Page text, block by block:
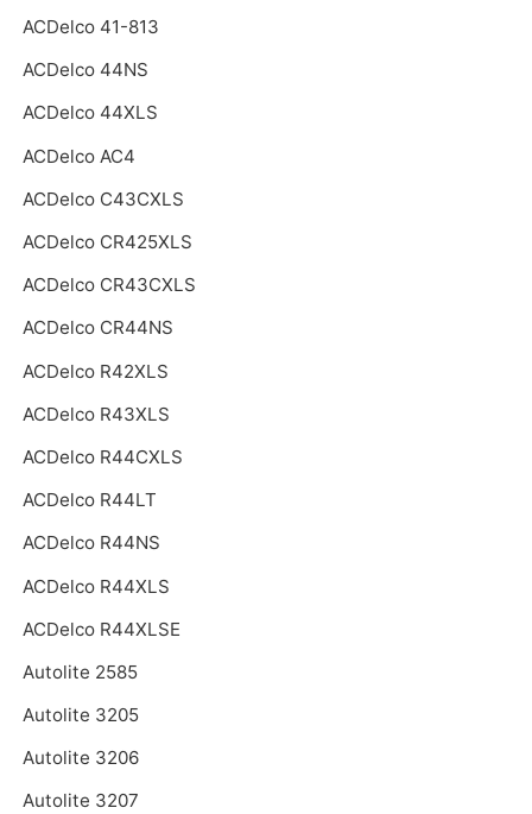
ACDelco 41-813
ACDelco 44NS
ACDelco 44XLS
ACDelco AC4
ACDelco C43CXLS
ACDelco CR425XLS
ACDelco CR43CXLS
ACDelco CR44NS
ACDelco R42XLS
ACDelco R43XLS
ACDelco R44CXLS
ACDelco R44LT
ACDelco R44NS
ACDelco R44XLS
ACDelco R44XLSE
Autolite 2585
Autolite 3205
Autolite 3206
Autolite 3207